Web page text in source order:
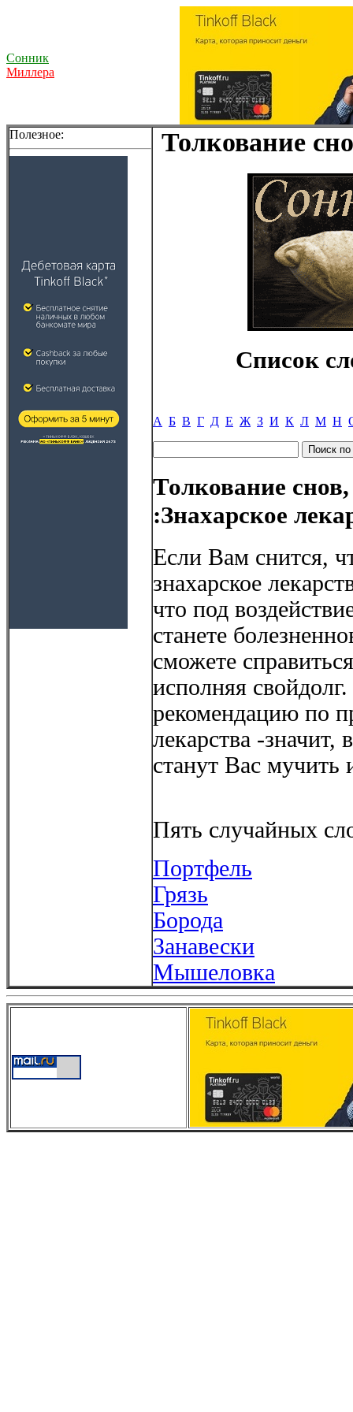
Сонник
Миллера
Полезное: Толкование
Список
А Б В Г Д Е Ж З И К Л М Н
Толкование
:Знахарское
Если Вам снится,
знахарское
что под
станете
сможете
исполняя
рекомендацию по
лекарства -
станут Вас мучить
Пять случайных
Портфель
Грязь
Борода
Занавески
Мышеловка